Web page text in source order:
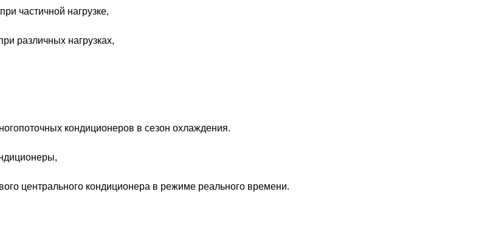
частичной нагрузке,
различных нагрузках,
кондиционеров в сезон охлаждения.
центрального кондиционера в режиме реального времени.